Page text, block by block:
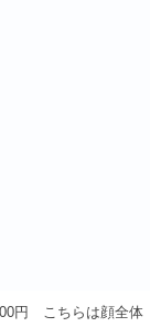
円 こちらは顔全体